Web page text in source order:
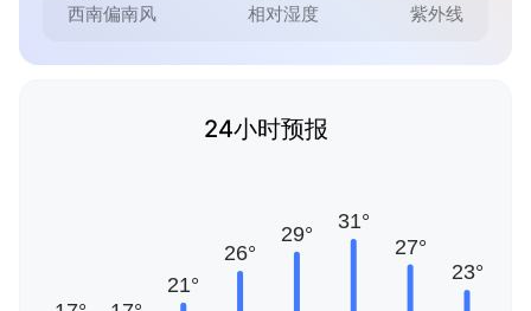
西南偏南风 相对湿度 紫外线
24小时预报